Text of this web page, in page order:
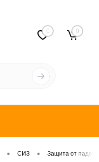
0 0
• СИЗ • Защита от